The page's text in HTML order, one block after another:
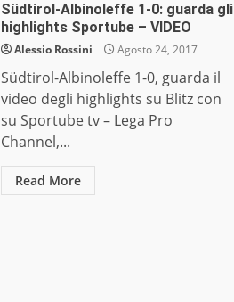
Südtirol-AIbinoleffe 1-0: guarda gli
highlights Sportube – VIDEO
Alessio Rossini Agosto 24, 2017
Südtirol-Albinoleffe 1-0, guarda il
video degli highlights su Blitz con
su Sportube tv – Lega Pro
Channel,...
Read More